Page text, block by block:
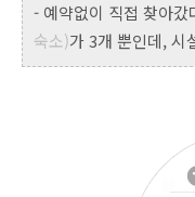
- 예약없이 직접 찾아갔
숙소)가 3개 뿐인데, 시